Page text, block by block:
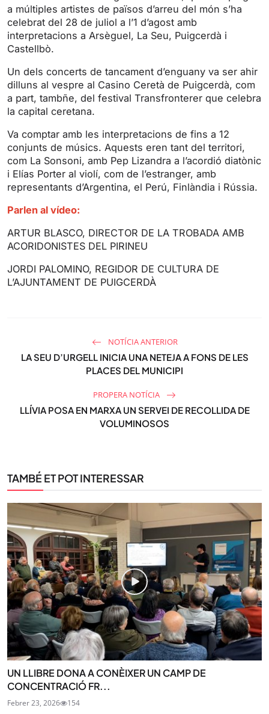
i
g
l
s
c
n
a múltiples artistes de països d’arreu del món s’ha
celebrat del 28 de juliol a l’1 d’agost amb
interpretacions a Arsèguel, La Seu, Puigcerdà i
Castellbò.
Un dels concerts de tancament d’enguany va ser ahir
dilluns al vespre al Casino Ceretà de Puigcerdà, com
a part, tambñe, del festival Transfronterer que celebra
la capital ceretana.
Va comptar amb les interpretacions de fins a 12
conjunts de músics. Aquests eren tant del territori,
com La Sonsoni, amb Pep Lizandra a l’acordió diatònic
i Elías Porter al violí, com de l’estranger, amb
representants d’Argentina, el Perú, Finlàndia i Rússia.
Parlen al vídeo:
ARTUR BLASCO, DIRECTOR DE LA TROBADA AMB
ACORIDONISTES DEL PIRINEU
JORDI PALOMINO, REGIDOR DE CULTURA DE
L’AJUNTAMENT DE PUIGCERDÀ
NOTÍCIA ANTERIOR
LA SEU D’URGELL INICIA UNA NETEJA A FONS DE LES
PLACES DEL MUNICIPI
PROPERA NOTÍCIA
LLÍVIA POSA EN MARXA UN SERVEI DE RECOLLIDA DE
VOLUMINOSOS
TAMBÉ ET POT INTERESSAR
UN LLIBRE DONA A CONÈIXER UN CAMP DE
CONCENTRACIÓ FR...
Febrer 23, 2026 154